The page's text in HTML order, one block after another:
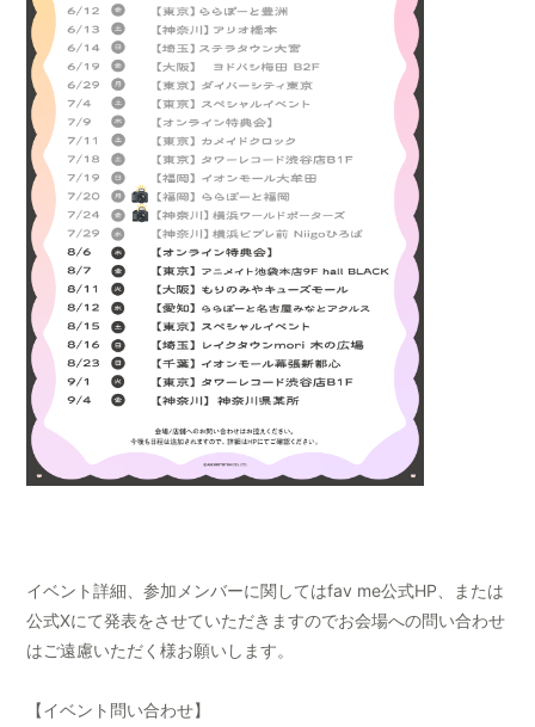
イベント詳細、参加メンバーに関してはfav me公式HP、または
公式Xにて発表をさせていただきますのでお会場への問い合わせ
はご遠慮いただく様お願いします。
【イベント問い合わせ】